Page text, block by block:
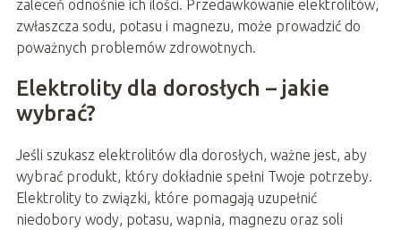
zaleceń odnośnie ich ilości. Przedawkowanie elektrolitów,
zwłaszcza sodu, potasu i magnezu, może prowadzić do
poważnych problemów zdrowotnych.
Elektrolity dla dorosłych – jakie
wybrać?
Jeśli szukasz elektrolitów dla dorosłych, ważne jest, aby
wybrać produkt, który dokładnie spełni Twoje potrzeby.
Elektrolity to związki, które pomagają uzupełnić
niedobory wody, potasu, wapnia, magnezu oraz soli